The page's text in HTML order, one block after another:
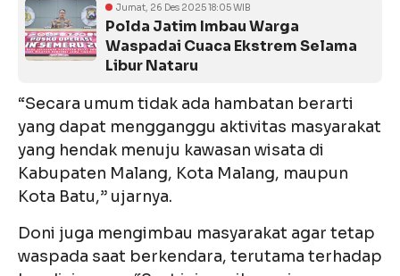
Jumat, 26 Des 2025 18:05 WIB
Polda Jatim Imbau Warga
Waspadai Cuaca Ekstrem Selama
Libur Nataru
“Secara umum tidak ada hambatan berarti
yang dapat mengganggu aktivitas masyarakat
yang hendak menuju kawasan wisata di
Kabupaten Malang, Kota Malang, maupun
Kota Batu,” ujarnya.
Doni juga mengimbau masyarakat agar tetap
waspada saat berkendara, terutama terhadap